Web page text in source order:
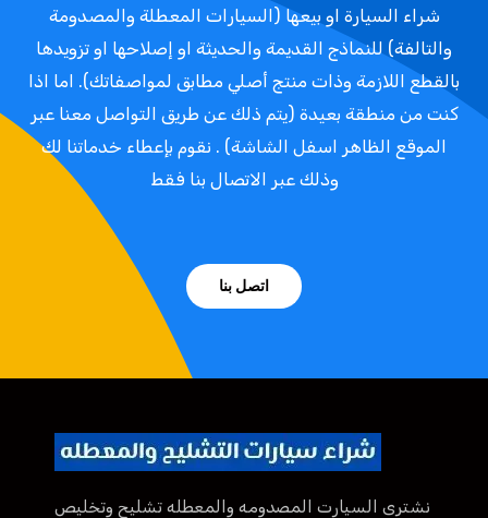
شراء السيارة او بيعها (السيارات المعطلة والمصدومة
والتالفة) للنماذج القديمة والحديثة او إصلاحها او تزويدها
بالقطع اللازمة وذات منتج أصلي مطابق لمواصفاتك). اما اذا
كنت من منطقة بعيدة (يتم ذلك عن طريق التواصل معنا عبر
الموقع الظاهر اسفل الشاشة) . نقوم بإعطاء خدماتنا لك
وذلك عبر الاتصال بنا فقط
اتصل بنا
نشترى السيارت المصدومه والمعطله تشليح وتخليص